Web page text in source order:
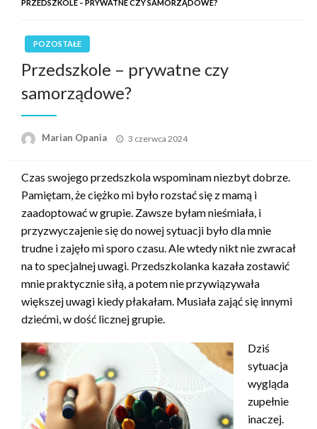
PRZEDSZKOLE – PRYWATNE CZY SAMORZĄDOWE?
POZOSTAŁE
Przedszkole – prywatne czy
samorządowe?
Marian Opania
Opublikowane
3 czerwca 2024
Czas swojego przedszkola wspominam niezbyt dobrze.
Pamiętam, że ciężko mi było rozstać się z mamą i
zaadoptować w grupie. Zawsze byłam nieśmiała, i
przyzwyczajenie się do nowej sytuacji było dla mnie
trudne i zajęło mi sporo czasu. Ale wtedy nikt nie zwracał
na to specjalnej uwagi. Przedszkolanka kazała zostawić
mnie praktycznie siłą, a potem nie przywiązywała
większej uwagi kiedy płakałam. Musiała zająć się innymi
dziećmi, w dość licznej grupie.
Dziś
sytuacja
wygląda
zupełnie
inaczej.